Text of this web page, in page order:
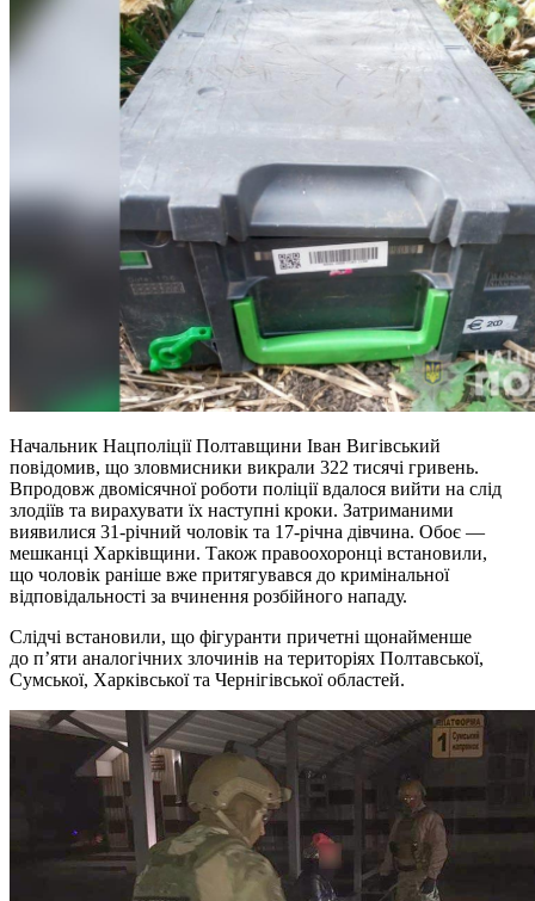
Начальник Нацполіції Полтавщини Іван Вигівський
повідомив, що зловмисники викрали 322 тисячі гривень.
Впродовж двомісячної роботи поліції вдалося вийти на слід
злодіїв та вирахувати їх наступні кроки. Затриманими
виявилися 31-річний чоловік та 17-річна дівчина. Обоє —
мешканці Харківщини. Також правоохоронці встановили,
що чоловік раніше вже притягувався до кримінальної
відповідальності за вчинення розбійного нападу.
Слідчі встановили, що фігуранти причетні щонайменше
до п’яти аналогічних злочинів на територіях Полтавської,
Сумської, Харківської та Чернігівської областей.